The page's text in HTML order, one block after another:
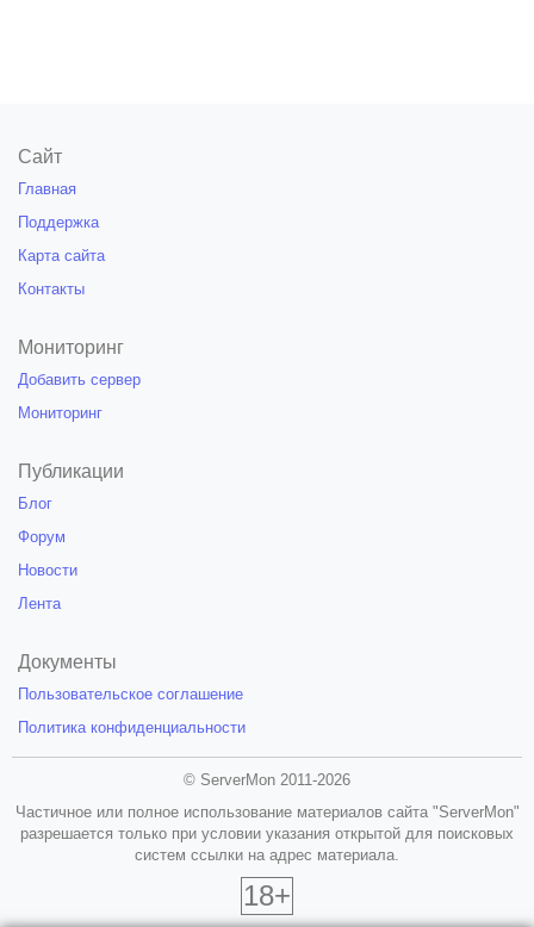
Сайт
Главная
Поддержка
Карта сайта
Контакты
Мониторинг
Добавить сервер
Мониторинг
Публикации
Блог
Форум
Новости
Лента
Документы
Пользовательское соглашение
Политика конфиденциальности
© ServerMon 2011-2026
Частичное или полное использование материалов сайта "ServerMon"
разрешается только при условии указания открытой для поисковых
систем ссылки на адрес материала.
18+